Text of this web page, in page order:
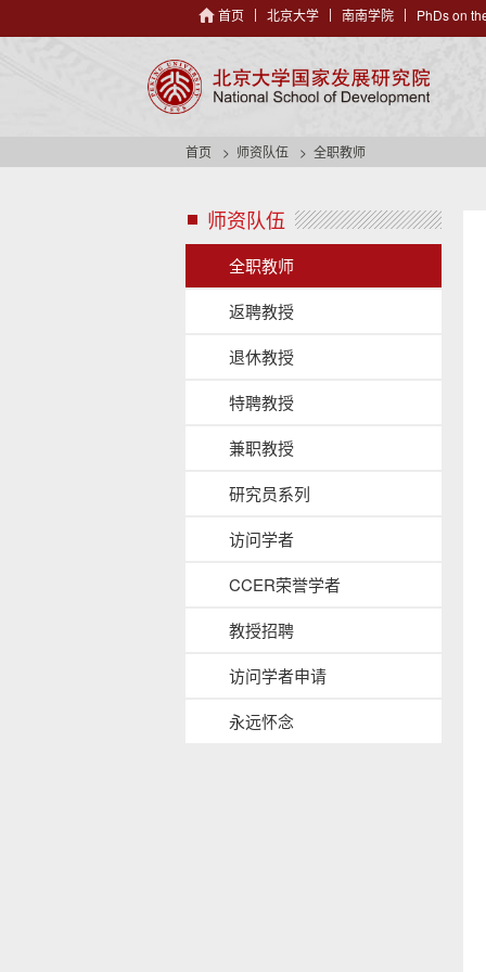
首页 北京大学 南南学院 PhDs on
首页 师资队伍 全职教师
师资队伍 s
i
e
b
g
n
全职教师
返聘教授
退休教授
特聘教授
兼职教授
研究员系列
访问学者
CCER荣誉学者
教授招聘
访问学者申请
永远怀念